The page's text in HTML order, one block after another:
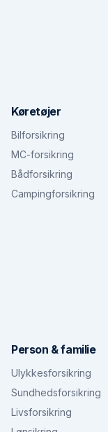
Køretøjer
Bilforsikring
MC-forsikring
Bådforsikring
Campingforsikring
Person & familie
Ulykkesforsikring
Sundhedsforsikring
Livsforsikring